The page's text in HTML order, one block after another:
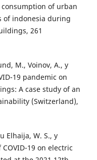
of urban
of indonesia during
261
M., Voinov, A., y
19 pandemic on
A case study of an
(Switzerland),
Elhaija, W. S., y
19 on electric